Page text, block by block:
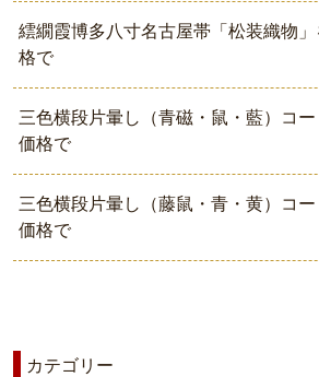
繧繝霞博多八寸名古屋帯「松装織物
格で
三色横段片暈し（青磁・鼠・藍）コ
価格で
三色横段片暈し（藤鼠・青・黄）コ
価格で
カテゴリー